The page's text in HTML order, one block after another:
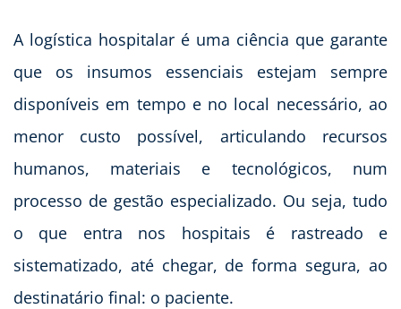
A logística hospitalar é uma ciência que garante
que os insumos essenciais estejam sempre
disponíveis em tempo e no local necessário, ao
menor custo possível, articulando recursos
humanos, materiais e tecnológicos, num
processo de gestão especializado. Ou seja, tudo
o que entra nos hospitais é rastreado e
sistematizado, até chegar, de forma segura, ao
destinatário final: o paciente.